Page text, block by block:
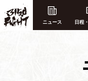
ニュース 日程